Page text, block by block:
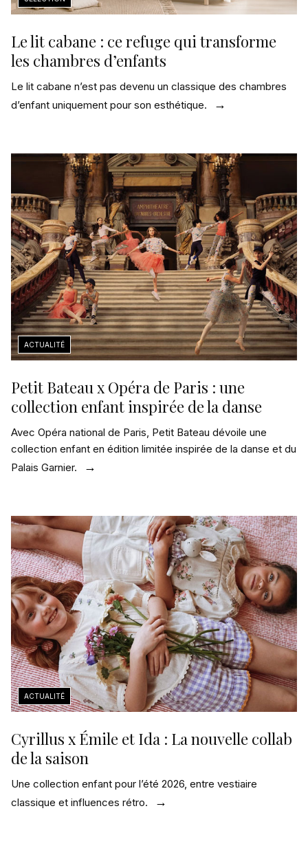
Le lit cabane : ce refuge qui transforme
les chambres d’enfants
Le lit cabane n’est pas devenu un classique des chambres
d’enfant uniquement pour son esthétique.
Petit Bateau x Opéra de Paris : une
collection enfant inspirée de la danse
Avec Opéra national de Paris, Petit Bateau dévoile une
collection enfant en édition limitée inspirée de la danse et du
Palais Garnier.
Cyrillus x Émile et Ida : La nouvelle collab
de la saison
Une collection enfant pour l’été 2026, entre vestiaire
classique et influences rétro.